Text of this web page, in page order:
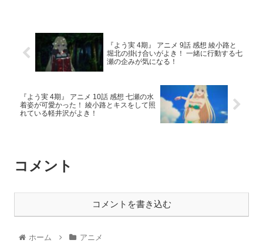
『よう実 4期』 アニメ 9話 感想 綾小路と
堀北の掛け合いがよき！ 一緒に行動する七
瀬の企みが気になる！
『よう実 4期』 アニメ 10話 感想 七瀬の水
着姿が可愛かった！ 綾小路とキスをして照
れている軽井沢がよき！
コメント
コメントを書き込む
ホーム アニメ